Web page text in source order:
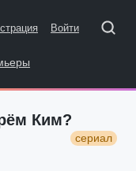
Войти
Ким?
сериал